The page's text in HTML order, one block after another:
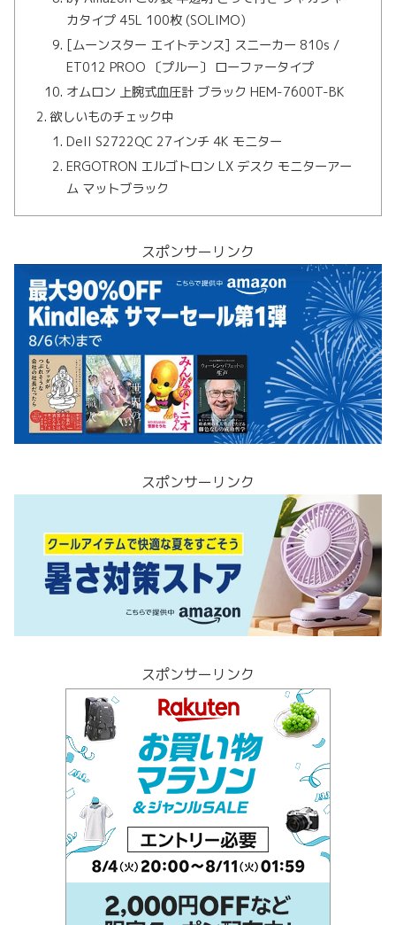
カタイプ 45L 100枚 (SOLIMO)
[ムーンスター エイトテンス] スニーカー 810s /
ET012 PROO 〔プルー〕 ローファータイプ
オムロン 上腕式血圧計 ブラック HEM-7600T-BK
欲しいものチェック中
Dell S2722QC 27インチ 4K モニター
ERGOTRON エルゴトロン LX デスク モニターアー
ム マットブラック
スポンサーリンク
スポンサーリンク
スポンサーリンク